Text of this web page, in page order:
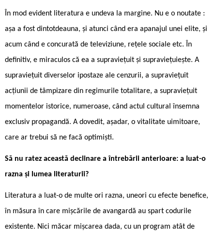
În mod evident literatura e undeva la margine. Nu e o noutate :
așa a fost dintotdeauna, și atunci când era apanajul unei elite, și
acum când e concurată de televiziune, rețele sociale etc. În
definitiv, e miraculos că ea a supraviețuit și supraviețuiește. A
supraviețuit diverselor ipostaze ale cenzurii, a supraviețuit
acțiunii de tâmpizare din regimurile totalitare, a supraviețuit
momentelor istorice, numeroase, când actul cultural însemna
exclusiv propagandă. A dovedit, așadar, o vitalitate uimitoare,
care ar trebui să ne facă optimiști.
Să nu ratez această declinare a întrebării anterioare: a luat-o
razna și lumea literaturii?
Literatura a luat-o de multe ori razna, uneori cu efecte benefice,
în măsura în care mișcările de avangardă au spart codurile
existente. Nici măcar mișcarea dada, cu un program atât de